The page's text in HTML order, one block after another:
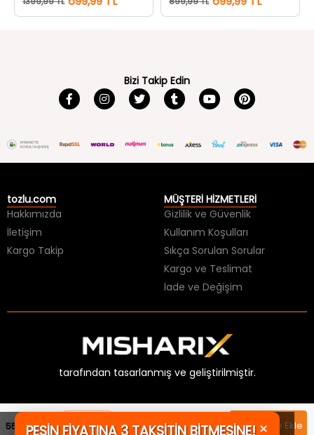
554,99 TL Sepete Ekle
Hakkımızda
İletişim
Kargo Takip
Gizlilik ve Güvenlik
Kullanım Koşulları
Sıkça Sorulan Sorular
Kargo ve Teslimat
İade ve Değişim
tarafından tasarlanmış ve geliştirilmiştir.
×
PEŞİN FİYATINA 3 TAKSİTİN BİTMESİNE!
KAÇIRMA!